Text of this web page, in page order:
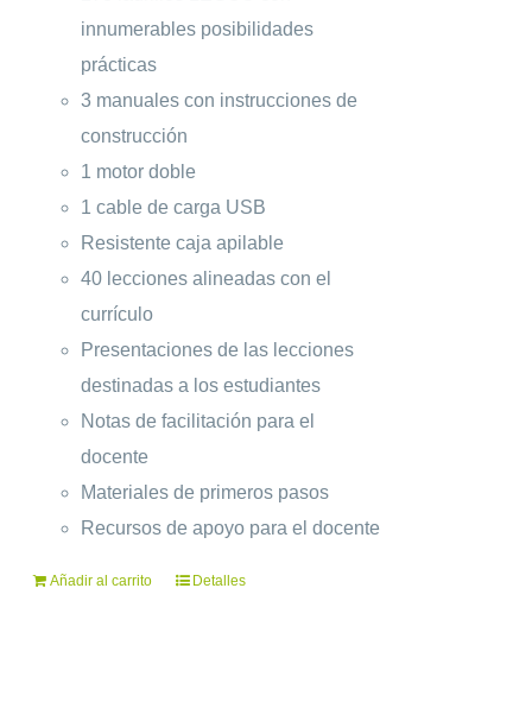
innumerables posibilidades
prácticas
3 manuales con instrucciones de
construcción
1 motor doble
1 cable de carga USB
Resistente caja apilable
40 lecciones alineadas con el
currículo
Presentaciones de las lecciones
destinadas a los estudiantes
Notas de facilitación para el
docente
Materiales de primeros pasos
Recursos de apoyo para el docente
Añadir al carrito Detalles